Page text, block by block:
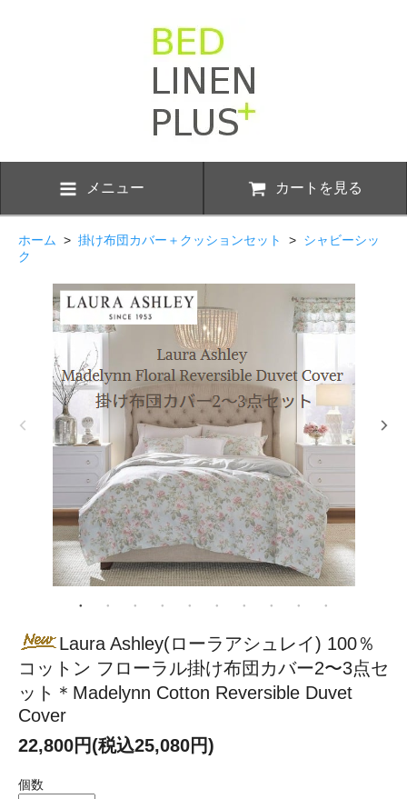
メニュー カートを見る
ホーム > 掛け布団カバー＋クッションセット > シャビーシッ
ク
Laura Ashley(ローラアシュレイ) 100％
コットン フローラル掛け布団カバー2〜3点セ
ット＊Madelynn Cotton Reversible Duvet
Cover
22,800円(税込25,080円)
個数